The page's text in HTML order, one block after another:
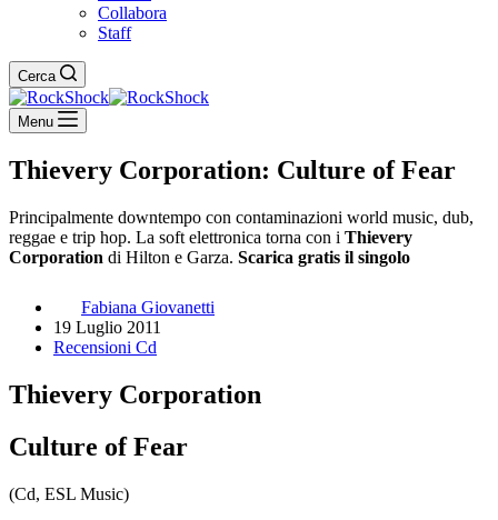
Collabora
Staff
Cerca
Menu
Thievery Corporation: Culture of Fear
Principalmente downtempo con contaminazioni world music, dub,
reggae e trip hop. La soft elettronica torna con i Thievery
Corporation di Hilton e Garza. Scarica gratis il singolo
Fabiana Giovanetti
19 Luglio 2011
Recensioni Cd
Thievery Corporation
Culture of Fear
(Cd, ESL Music)